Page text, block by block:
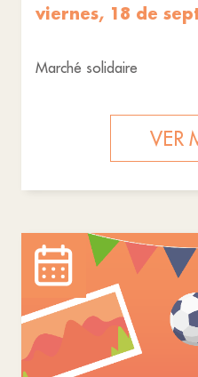
viernes, 18 de
Marché solidaire
VER